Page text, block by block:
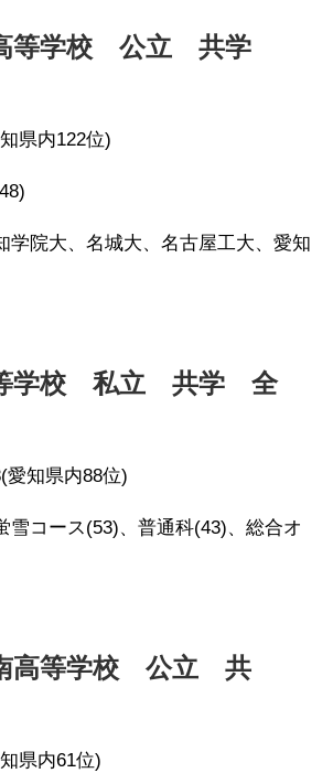
等学校 公立 共学
県内122位)
学院大、名城大、名古屋工大、愛知
学校 私立 共学 全
愛知県内88位)
雪コース(53)、普通科(43)、総合オ
高等学校 公立 共
県内61位)